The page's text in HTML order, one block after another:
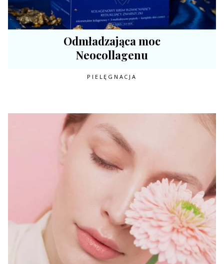
Odmładzająca moc
Neocollagenu
PIELĘGNACJA